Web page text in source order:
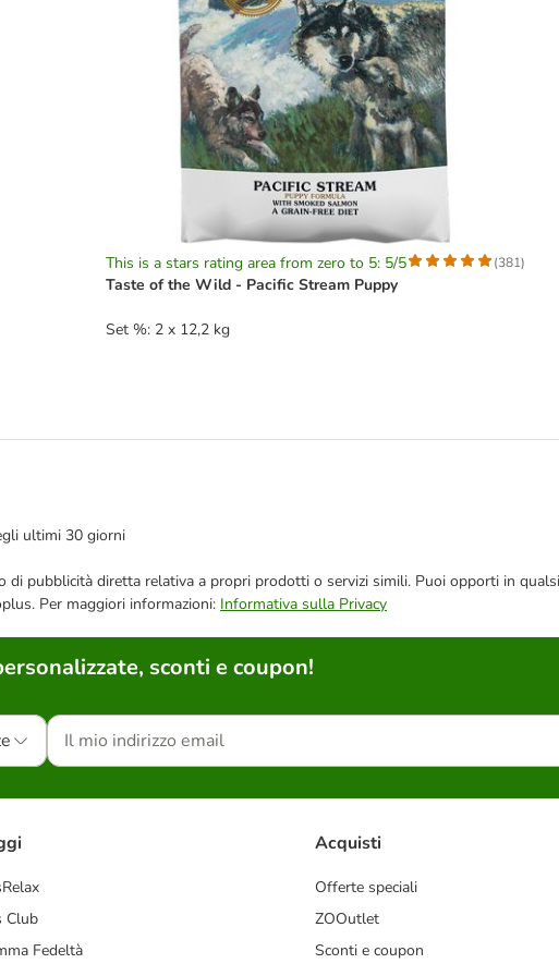
This is a stars rating area from zero to 5: 5/5 (381)
Taste of the Wild - Pacific Stream Puppy
Set %: 2 x 12,2 kg
ultimi 30 giorni
pubblicità diretta relativa a propri prodotti o servizi simili. Puoi opporti in
Per maggiori informazioni: Informativa sulla Privacy
sconti e coupon!
Club
Fedeltà
Acquisti
Offerte speciali
ZOOutlet
Sconti e coupon